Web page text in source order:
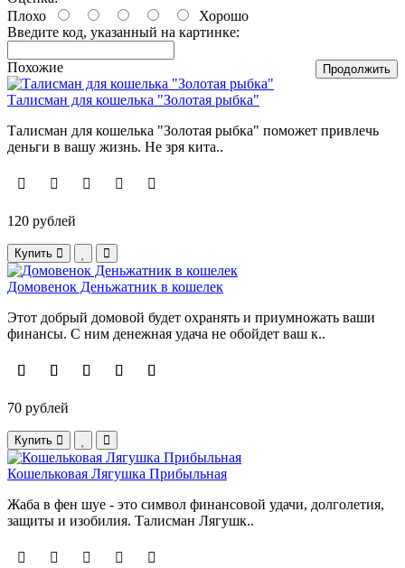
Плохо
Хорошо
Введите код, указанный на картинке:
Продолжить
Похожие
Талисман для кошелька "Золотая рыбка"
Талисман для кошелька "Золотая рыбка" поможет привлечь
деньги в вашу жизнь. Не зря кита..
120 рублей
Купить
Домовенок Деньжатник в кошелек
Этот добрый домовой будет охранять и приумножать ваши
финансы. С ним денежная удача не обойдет ваш к..
70 рублей
Купить
Кошельковая Лягушка Прибыльная
Жаба в фен шуе - это символ финансовой удачи, долголетия,
защиты и изобилия. Талисман Лягушк..